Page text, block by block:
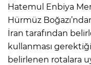
Hatemul Enbiya
Hürmüz
İran tarafından
kullanması
belirlenen rotalara